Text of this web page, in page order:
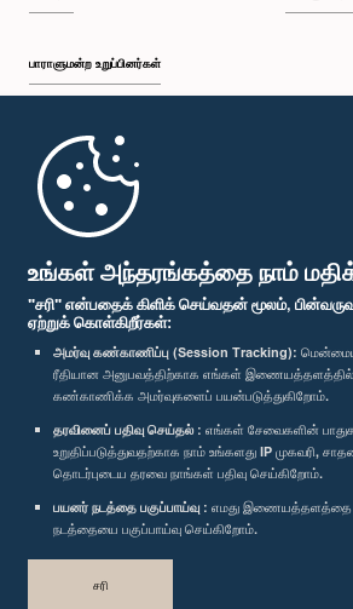
உங்கள் அந்தரங்கத்தை நாம்
"சரி" என்பதைக் கிளிக் செய்வதன் மூலம்,
ஏற்றுக் கொள்கிறீர்கள்:
அமர்வு கண்காணிப்பு (Session Tracking):
ரீதியான அனுபவத்திற்காக எங்கள்
கண்காணிக்க அமர்வுகளைப் பயன்படுத்துகிறோம்.
தரவினைப் பதிவு செய்தல் : எங்கள் சேவைகளின்
உறுதிப்படுத்துவதற்காக நாம் உங்களது IP முகவரி,
தொடர்புடைய தரவை நாங்கள் பதிவு செய்கிறோம்.
பயனர் நடத்தை பகுப்பாய்வு : எமது இணையத்தளத்தை
நடத்தையை பகுப்பாய்வு செய்கிறோம்.
சரி
பாராளுமன்ற உறுப்பினர்கள்
முதற்பக்கம்
பாராளுமன்ற கையடக்க செயலி
எம்மை பின்தொடர்க :
விருதுகள்
தனியுரிமைக் கொள்கை